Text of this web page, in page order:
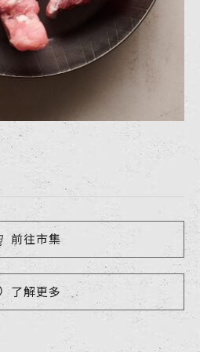
前往市集
了解更多
前往市集
了解更多
前往市集
了解更多
前往市集
了解更多
前往市集
了解更多
前往市集
了解更多